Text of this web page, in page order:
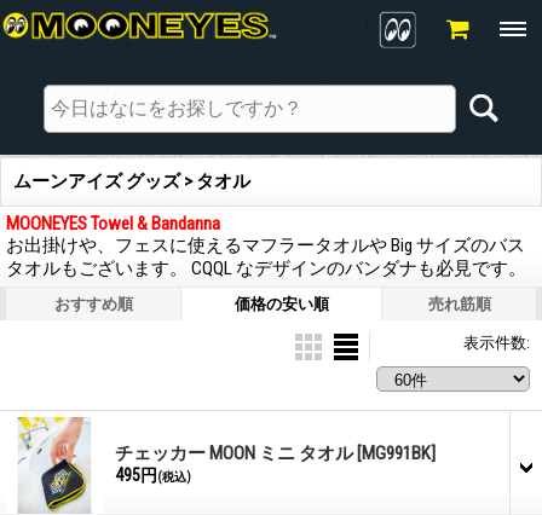
ムーンアイズ グッズ > タオル
MOONEYES Towel & Bandanna
お出掛けや、フェスに使えるマフラータオルや Big サイズのバス
タオルもございます。 CQQL なデザインのバンダナも必見です。
おすすめ順 価格の安い順 売れ筋順
表示件数:
チェッカー MOON ミニ タオル [MG991BK]
495円 (税込)